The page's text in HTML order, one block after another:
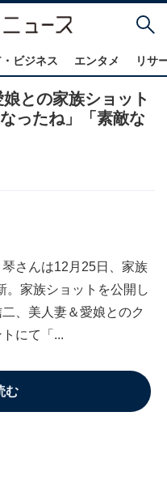
ビジネス エンタメ リサ
との家族ショット
ったね」「素敵な
さんは12月25日、家族
。家族ショットを公開し
、美人妻＆愛娘とのク
にて「...
む